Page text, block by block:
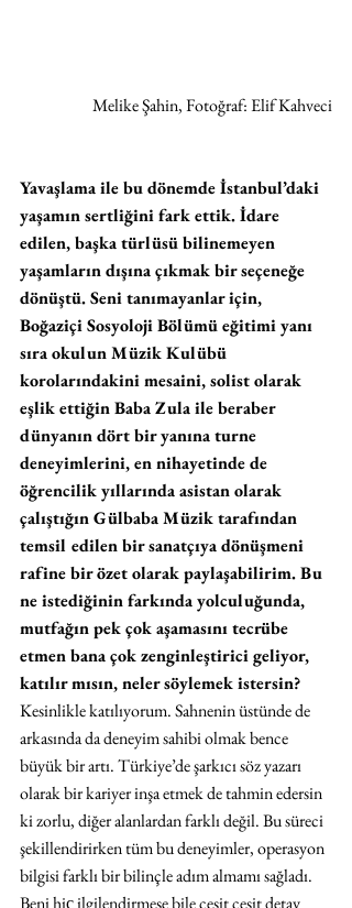
Melike Şahin, Fotoğraf: Elif Kahveci
Yavaşlama ile bu dönemde İstanbul’daki
yaşamın sertliğini fark ettik. İdare
edilen, başka türlüsü bilinemeyen
yaşamların dışına çıkmak bir seçeneğe
dönüştü. Seni tanımayanlar için,
Boğaziçi Sosyoloji Bölümü eğitimi yanı
sıra okulun Müzik Kulübü
korolarındakini mesaini, solist olarak
eşlik ettiğin Baba Zula ile beraber
dünyanın dört bir yanına turne
deneyimlerini, en nihayetinde de
öğrencilik yıllarında asistan olarak
çalıştığın Gülbaba Müzik tarafından
temsil edilen bir sanatçıya dönüşmeni
rafine bir özet olarak paylaşabilirim. Bu
ne istediğinin farkında yolculuğunda,
mutfağın pek çok aşamasını tecrübe
etmen bana çok zenginleştirici geliyor,
katılır mısın, neler söylemek istersin?
Kesinlikle katılıyorum. Sahnenin üstünde de
arkasında da deneyim sahibi olmak bence
büyük bir artı. Türkiye’de şarkıcı söz yazarı
olarak bir kariyer inşa etmek de tahmin edersin
ki zorlu, diğer alanlardan farklı değil. Bu süreci
şekillendirirken tüm bu deneyimler, operasyon
bilgisi farklı bir bilinçle adım almamı sağladı.
Beni hiç̧ ilgilendirmese bile çeşit çeşit detay